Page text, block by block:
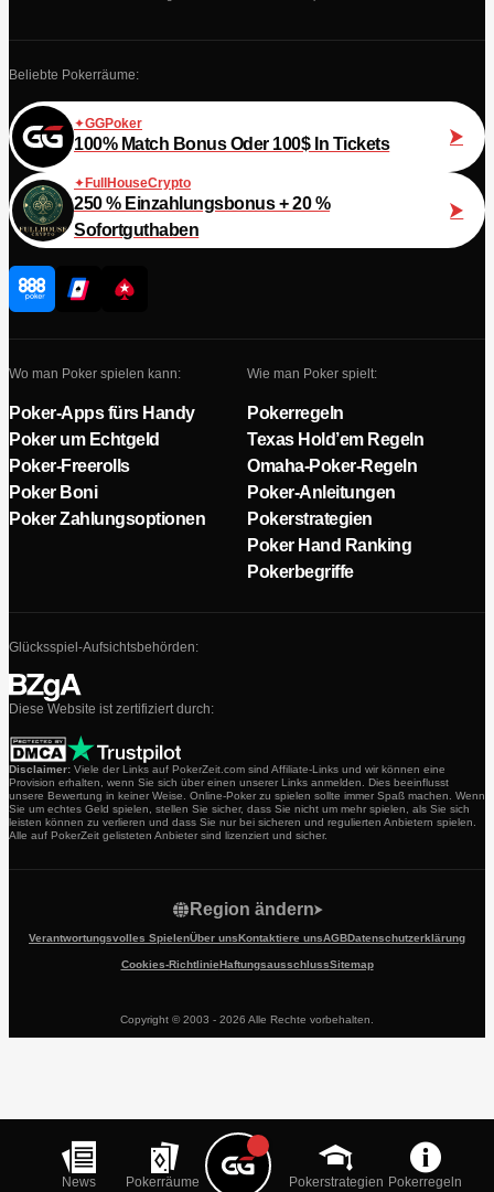
News Pokerräume Pokerstrategien Pokerregeln
Beliebte Pokerräume:
GGPoker
100% Match Bonus Oder 100$ In Tickets
FullHouseCrypto
250 % Einzahlungsbonus + 20 %
Sofortguthaben
Wo man Poker spielen kann:
Poker-Apps fürs Handy
Poker um Echtgeld
Poker-Freerolls
Poker Boni
Poker Zahlungsoptionen
Wie man Poker spielt:
Pokerregeln
Texas Hold’em Regeln
Omaha-Poker-Regeln
Poker-Anleitungen
Pokerstrategien
Poker Hand Ranking
Pokerbegriffe
Glücksspiel-Aufsichtsbehörden:
Diese Website ist zertifiziert durch:
Disclaimer: Viele der Links auf PokerZeit.com sind Affiliate-Links und wir können eine
Provision erhalten, wenn Sie sich über einen unserer Links anmelden. Dies beeinflusst
unsere Bewertung in keiner Weise. Online-Poker zu spielen sollte immer Spaß machen. Wenn
Sie um echtes Geld spielen, stellen Sie sicher, dass Sie nicht um mehr spielen, als Sie sich
leisten können zu verlieren und dass Sie nur bei sicheren und regulierten Anbietern spielen.
Alle auf PokerZeit gelisteten Anbieter sind lizenziert und sicher.
Verantwortungsvolles SpielenÜber uns Kontaktiere unsAGBDatenschutzerklärung
Cookies-Richtlinie HaftungsausschlussSitemap
Region ändern
Copyright © 2003 - 2026 Alle Rechte vorbehalten.